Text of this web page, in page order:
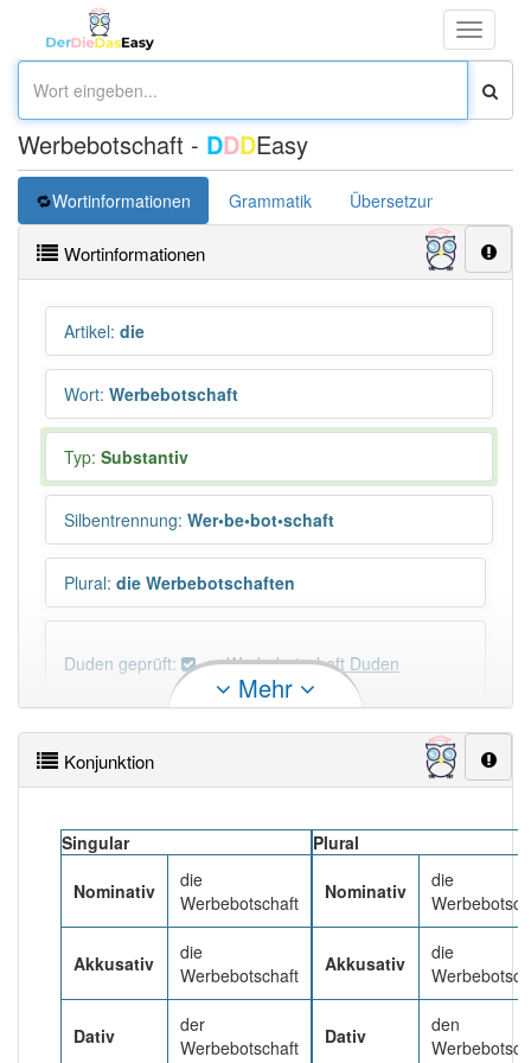
Toggle
Werbebotschaft - DDDEasy
Wortinformationen Grammatik Übersetzung
Wortinformationen
Artikel: die
Wort: Werbebotschaft
Typ: Substantiv
Silbentrennung: Wer•be•bot•schaft
Plural: die Werbebotschaften
Duden geprüft: Werbebotschaft Duden
×
Wörter, die mit "-schaft" enden, haben fast immer
DER:13Ausnahmen Beispiele
DAS:1Ausnahmen Beispiele
Mehr
Konjunktion
Singular
Nominativ
die
Werbebotschaft
Akkusativ
die
Werbebotschaft
Dativ
der
Werbebotschaft
Plural
Nominativ
die
Akkusativ
die
Dativ
den